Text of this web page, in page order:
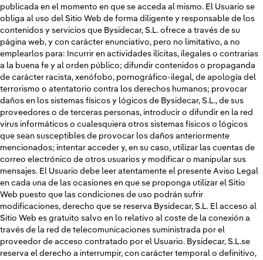
publicada en el momento en que se acceda al mismo. El Usuario se
obliga al uso del Sitio Web de forma diligente y responsable de los
contenidos y servicios que Bysidecar, S.L. ofrece a través de su
página web, y con carácter enunciativo, pero no limitativo, a no
emplearlos para: Incurrir en actividades ilícitas, ilegales o contrarias
a la buena fe y al orden público; difundir contenidos o propaganda
de carácter racista, xenófobo, pornográfico-ilegal, de apología del
terrorismo o atentatorio contra los derechos humanos; provocar
daños en los sistemas físicos y lógicos de Bysidecar, S.L., de sus
proveedores o de terceras personas, introducir o difundir en la red
virus informáticos o cualesquiera otros sistemas físicos o lógicos
que sean susceptibles de provocar los daños anteriormente
mencionados; intentar acceder y, en su caso, utilizar las cuentas de
correo electrónico de otros usuarios y modificar o manipular sus
mensajes. El Usuario debe leer atentamente el presente Aviso Legal
en cada una de las ocasiones en que se proponga utilizar el Sitio
Web puesto que las condiciones de uso podrán sufrir
modificaciones, derecho que se reserva Bysidecar, S.L. El acceso al
Sitio Web es gratuito salvo en lo relativo al coste de la conexión a
través de la red de telecomunicaciones suministrada por el
proveedor de acceso contratado por el Usuario. Bysidecar, S.L.se
reserva el derecho a interrumpir, con carácter temporal o definitivo,